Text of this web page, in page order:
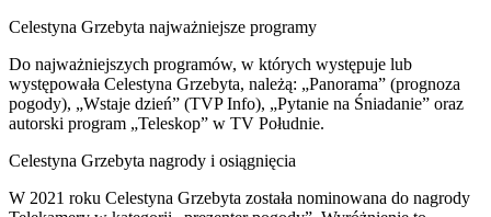
Celestyna Grzebyta najważniejsze programy
Do najważniejszych programów, w których występuje lub
występowała Celestyna Grzebyta, należą: „Panorama” (prognoza
pogody), „Wstaje dzień” (TVP Info), „Pytanie na Śniadanie” oraz
autorski program „Teleskop” w TV Południe.
Celestyna Grzebyta nagrody i osiągnięcia
W 2021 roku Celestyna Grzebyta została nominowana do nagrody